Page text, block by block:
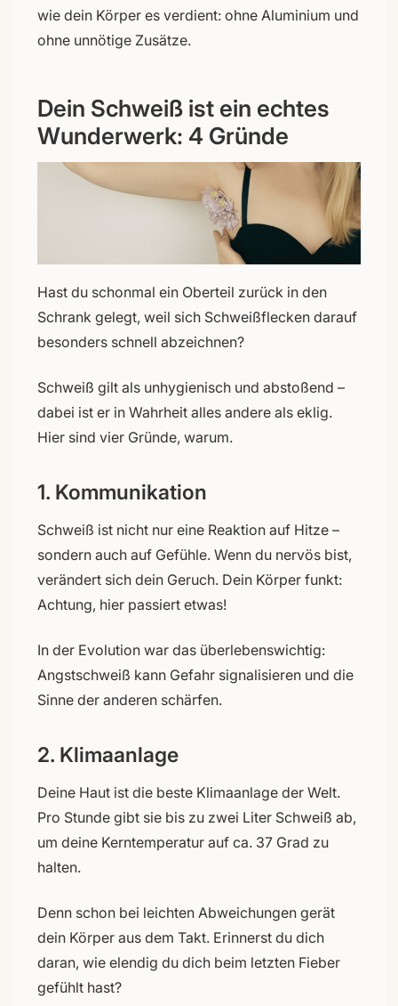
wie dein Körper es verdient: ohne Aluminium und
ohne unnötige Zusätze.
Dein Schweiß ist ein echtes
Wunderwerk: 4 Gründe
Hast du schonmal ein Oberteil zurück in den
Schrank gelegt, weil sich Schweißflecken darauf
besonders schnell abzeichnen?
Schweiß gilt als unhygienisch und abstoßend –
dabei ist er in Wahrheit alles andere als eklig.
Hier sind vier Gründe, warum.
1. Kommunikation
Schweiß ist nicht nur eine Reaktion auf Hitze –
sondern auch auf Gefühle. Wenn du nervös bist,
verändert sich dein Geruch. Dein Körper funkt:
Achtung, hier passiert etwas!
In der Evolution war das überlebenswichtig:
Angstschweiß kann Gefahr signalisieren und die
Sinne der anderen schärfen.
2. Klimaanlage
Deine Haut ist die beste Klimaanlage der Welt.
Pro Stunde gibt sie bis zu zwei Liter Schweiß ab,
um deine Kerntemperatur auf ca. 37 Grad zu
halten.
Denn schon bei leichten Abweichungen gerät
dein Körper aus dem Takt. Erinnerst du dich
daran, wie elendig du dich beim letzten Fieber
gefühlt hast?